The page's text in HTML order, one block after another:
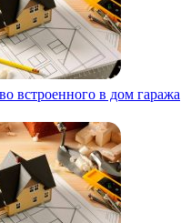
встроенного в дом гаража